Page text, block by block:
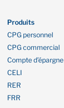
Produits
CPG personnel
CPG commercial
Compte d’épargne
CELI
RER
FRR